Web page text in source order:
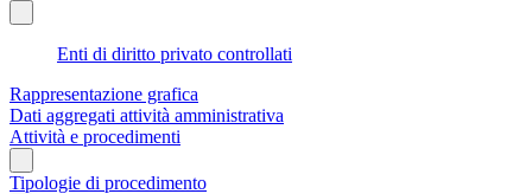
Enti di diritto privato controllati
Rappresentazione grafica
Dati aggregati attività amministrativa
Attività e procedimenti
Tipologie di procedimento